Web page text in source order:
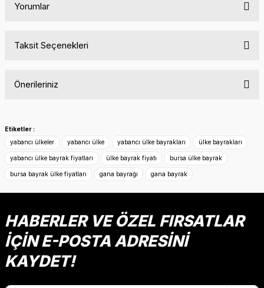
Yorumlar
Taksit Seçenekleri
Önerileriniz
konularda yetersiz gördüğünüz noktaları öneri formunu
Görüş ve önerileriniz için teşekkür ederiz.
Ürün resmi kalitesiz, bozuk veya görüntülenemiyor.
Ürün açıklamasında eksik bilgiler bulunuyor.
Ürün bilgilerinde hatalar bulunuyor.
Ürün fiyatı diğer sitelerden daha pahalı.
Bu ürüne benzer farklı alternatifler olmalı.
Etiketler :
yabancı ülkeler
yabancı ülke yabancı ülke bayrakları ülke bayrakları
yabancı ülke bayrak fiyatları ülke bayrak fiyatı bursa ülke bayrak
bursa bayrak ülke fiyatları gana bayrağı gana bayrak
HABERLER VE ÖZEL FIRSATLAR
İÇİN E-POSTA ADRESİNİ
KAYDET!